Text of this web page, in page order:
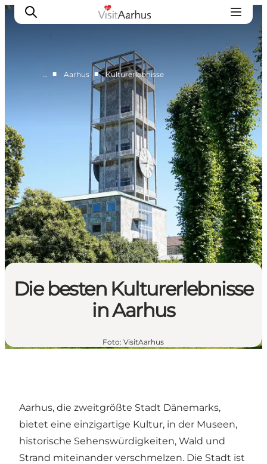
Region Aarhus
Djursland
Randers
Silkeborg
Viborg
Favrskov
… ■ Aarhus ■ Kulturerlebnisse
Die besten Kulturerlebnisse
in Aarhus
Foto: VisitAarhus
Aarhus, die zweitgrößte Stadt Dänemarks,
bietet eine einzigartige Kultur, in der Museen,
historische Sehenswürdigkeiten, Wald und
Strand miteinander verschmelzen. Die Stadt ist